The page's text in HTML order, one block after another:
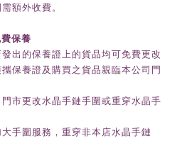
額外收費。
保養
出的保養證上的貨品均可免費更改
保養證及購買之貨品親臨本公司門
市更改水晶手鏈手圍或重穿水晶手
手圍服務，重穿非本店水晶手鏈